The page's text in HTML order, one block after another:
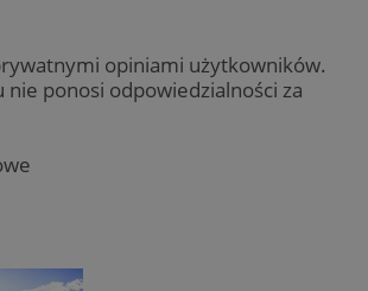
opiniami użytkowników.
nie ponosi odpowiedzialności za